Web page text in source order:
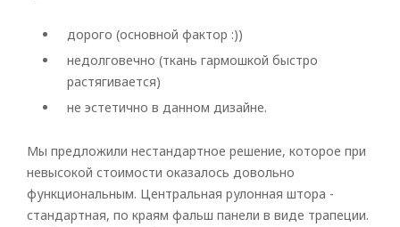
дорого (основной фактор :))
недолговечно (ткань гармошкой быстро
растягивается)
не эстетично в данном дизайне.
Мы предложили нестандартное решение, которое при
невысокой стоимости оказалось довольно
функциональным. Центральная рулонная штора -
стандартная, по краям фальш панели в виде трапеции.